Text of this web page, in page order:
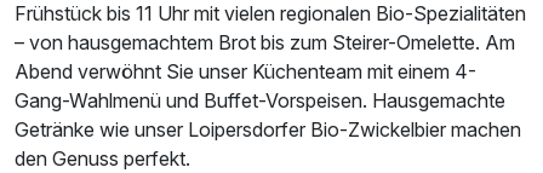
Für 3 Tage p.P. ab372,00 €
Frühstück bis 11 Uhr mit vielen regionalen Bio-Spezialitäten
– von hausgemachtem Brot bis zum Steirer-Omelette. Am
Abend verwöhnt Sie unser Küchenteam mit einem 4-
Gang-Wahlmenü und Buffet-Vorspeisen. Hausgemachte
Getränke wie unser Loipersdorfer Bio-Zwickelbier machen
den Genuss perfekt.